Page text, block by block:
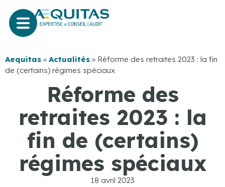
Aequitas » Actualités » Réforme des retraites 2023 : la fin
de (certains) régimes spéciaux
Réforme des
retraites 2023 : la
fin de (certains)
régimes spéciaux
18 avril 2023